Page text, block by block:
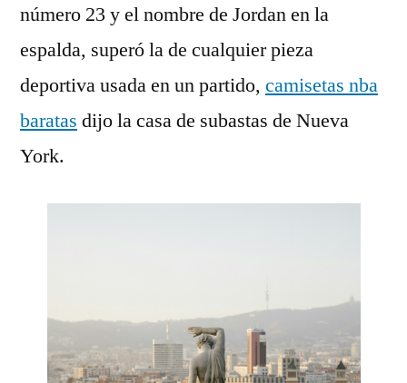
número 23 y el nombre de Jordan en la
espalda, superó la de cualquier pieza
deportiva usada en un partido, camisetas nba
baratas dijo la casa de subastas de Nueva
York.